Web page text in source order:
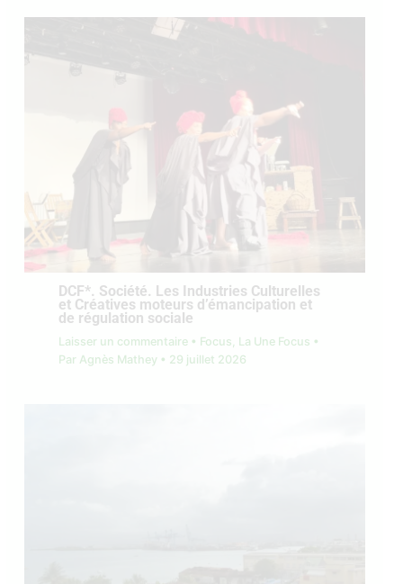
DCF*. Société. Les Industries Culturelles
et Créatives moteurs d’émancipation et
de régulation sociale
Laisser un commentaire • Focus La Une Focus •
Par Agnès Mathey • 29 juillet 2026